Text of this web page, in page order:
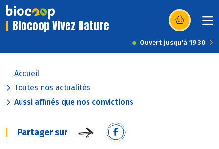
Biocoop Vivez Nature (s’ouvre dans
Ouvert jusqu'à 19:30
Accueil
Toutes nos actualités
Aussi affinés que nos convictions
Partager sur